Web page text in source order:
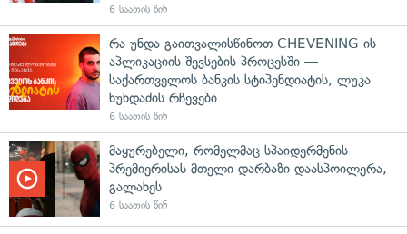
6 საათის წინ
რა უნდა გაითვალისწინოთ CHEVENING-ის
აპლიკაციის შევსების პროცესში —
საქართველოს ბანკის სტიპენდიატის, ლუკა
ხუნდაძის რჩევები
6 საათის წინ
მაყურებელი, რომელმაც სპაიდერმენის
პრემიერისას მთელი დარბაზი დაასპოილერა,
გალახეს
6 საათის წინ